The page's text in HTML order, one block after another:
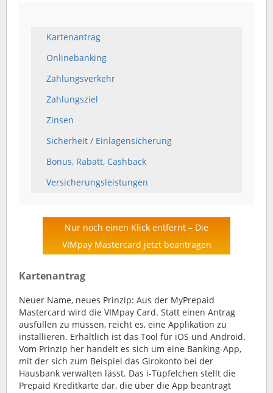
Kartenantrag
Onlinebanking
Zahlungsverkehr
Zahlungsziel
Zinsen
Sicherheit / Einlagensicherung
Bonus, Rabatt, Cashback
Versicherungsleistungen
Nur noch einen Klick entfernt – Die
VIMpay Mastercard jetzt beantragen
Kartenantrag
Neuer Name, neues Prinzip: Aus der MyPrepaid
Mastercard wird die VIMpay Card. Statt einen Antrag
ausfüllen zu müssen, reicht es, eine Applikation zu
installieren. Erhältlich ist das Tool für iOS und Android.
Vom Prinzip her handelt es sich um eine Banking-App,
mit der sich zum Beispiel das Girokonto bei der
Hausbank verwalten lässt. Das i-Tüpfelchen stellt die
Prepaid Kreditkarte dar, die über die App beantragt